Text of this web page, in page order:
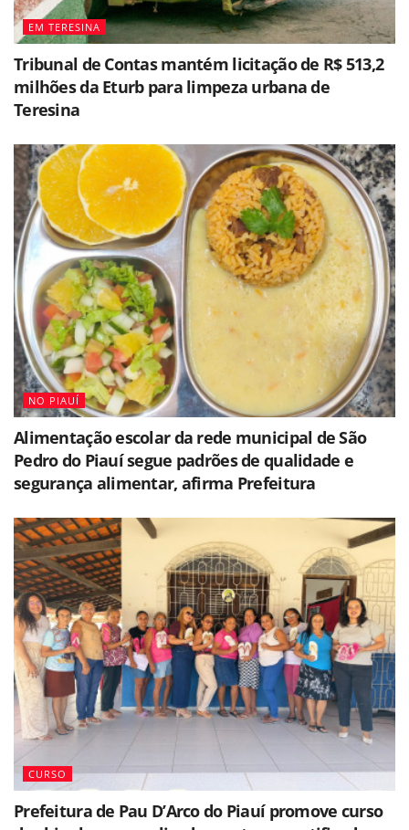
EM TERESINA
Tribunal de Contas mantém licitação de R$ 513,2
milhões da Eturb para limpeza urbana de
Teresina
NO PIAUÍ
Alimentação escolar da rede municipal de São
Pedro do Piauí segue padrões de qualidade e
segurança alimentar, afirma Prefeitura
CURSO
Prefeitura de Pau D’Arco do Piauí promove curso